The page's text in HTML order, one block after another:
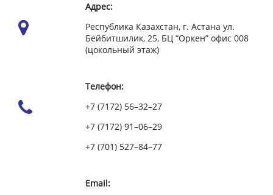
Адрес:
Республика Казахстан, г. Астана ул.
Бейбитшилик, 25, БЦ “Оркен” офис 008
(цокольный этаж)
Телефон:
+7 (7172) 56–32–27
+7 (7172) 91–06–29
+7 (701) 527–84–77
Email: